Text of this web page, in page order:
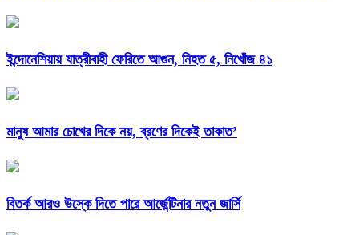
ইন্দোনেশিয়ায় যাত্রীবাহী ফেরিতে আগুন, নিহত ৫, নিখোঁজ ৪১
মানুষ আমার চোখের দিকে নয়, ব্রণের দিকেই তাকাত’
বিতর্ক আরও উস্কে দিতে পারে আর্জেন্টিনার নতুন জার্সি